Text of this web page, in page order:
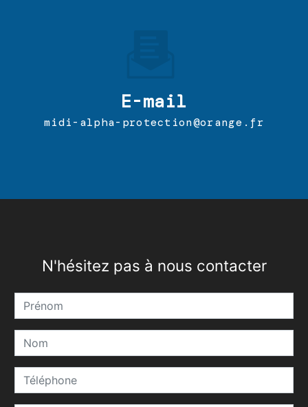
E-mail
midi-alpha-protection@orange.fr
N'hésitez pas à nous contacter